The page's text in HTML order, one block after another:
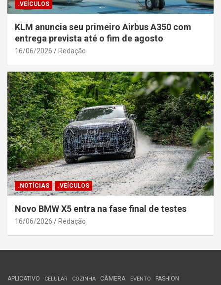
.VEÍCULOS
KLM anuncia seu primeiro Airbus A350 com
entrega prevista até o fim de agosto
16/06/2026 Redação
.NOTÍCIAS .VEÍCULOS
Novo BMW X5 entra na fase final de testes
16/06/2026 Redação
APLICATIVO CELULAR COZINHA CÂMERA EVENTO FASHION